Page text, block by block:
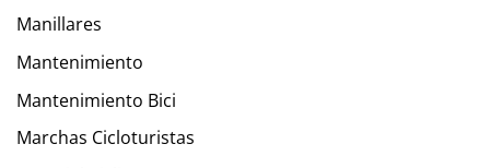
Manillares
Mantenimiento
Mantenimiento Bici
Marchas Cicloturistas